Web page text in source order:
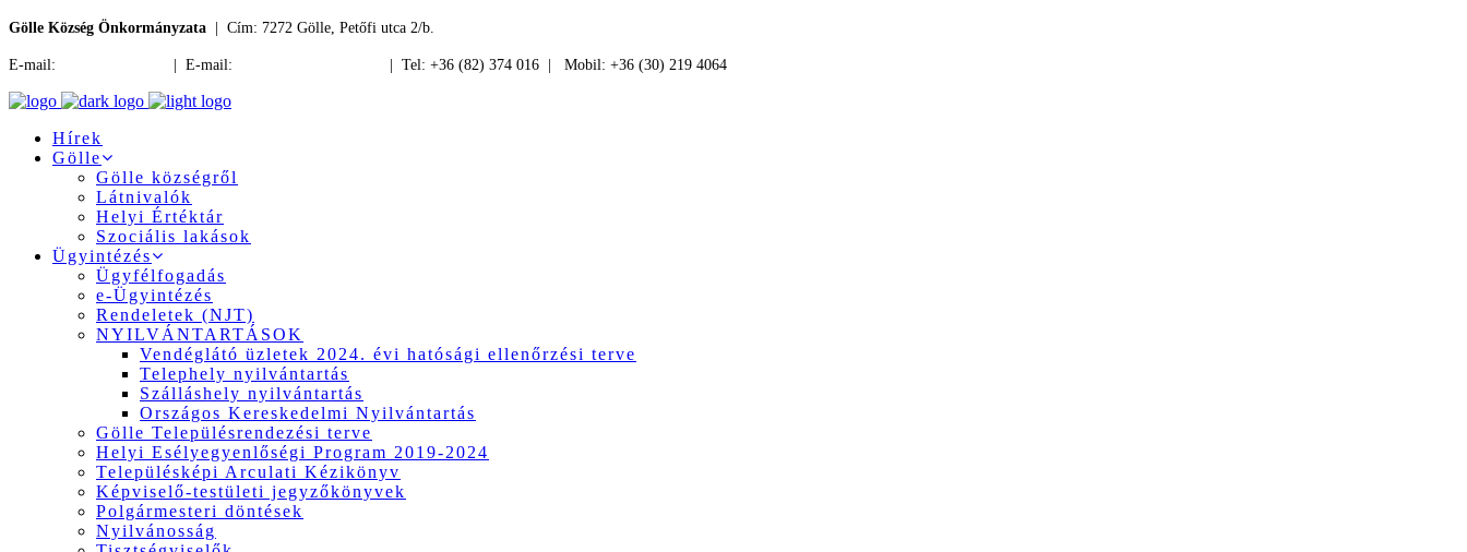
Gölle Község Önkormányzata | Cím: 7272 Gölle, Petőfi utca 2/b.
E-mail: | E-mail: | Tel: +36 (82) 374 016 | Mobil: +36 (30) 219 4064
Hírek
Gölle
Gölle községről
Látnivalók
Helyi Értéktár
Szociális lakások
Ügyintézés
Ügyfélfogadás
e-Ügyintézés
Rendeletek (NJT)
NYILVÁNTARTÁSOK
Vendéglátó üzletek 2024. évi hatósági ellenőrzési terve
Telephely nyilvántartás
Szálláshely nyilvántartás
Országos Kereskedelmi Nyilvántartás
Gölle Településrendezési terve
Helyi Esélyegyenlőségi Program 2019-2024
Településképi Arculati Kézikönyv
Képviselő-testületi jegyzőkönyvek
Polgármesteri döntések
Nyilvánosság